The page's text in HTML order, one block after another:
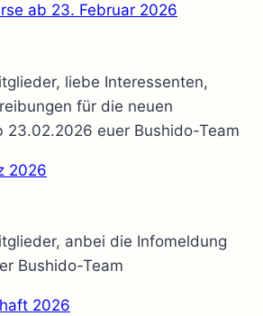
ab 23. Februar 2026
liebe Interessenten,
für die neuen
23.02.2026 euer Bushido-Team
2026
anbei die Infomeldung
Bushido-Team
2026